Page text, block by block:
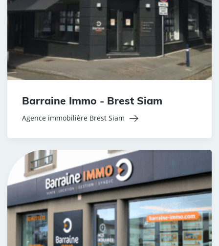
Barraine Immo - Brest Siam
Agence immobilière Brest Siam